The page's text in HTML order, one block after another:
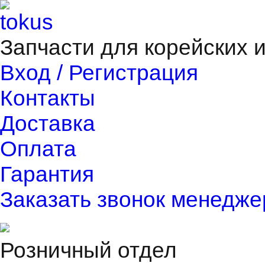
Запчасти для корейских
Вход / Регистрация
Контакты
Доставка
Оплата
Гарантия
Заказать звонок
Розничный отдел